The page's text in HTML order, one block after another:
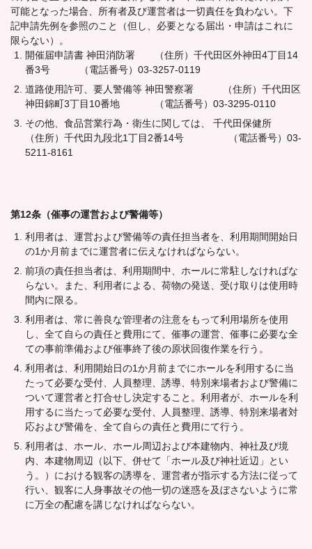
可能となった場合、所有者及び運営者は一切責任を負わない。下
記申請先例を参照のこと（但し、必要となる届出・申請はこれに
限らない）。
開催届申請書 神田消防署 （住所）千代田区外神田4丁目14
番3号 （電話番号）03-3257-0119
道路使用許可、要人警備等 神田警察署 （住所）千代田区
神田錦町3丁目10番地 （電話番号）03-3295-0110
その他、食品営業行為・衛生に関しては、 千代田保健所
（住所）千代田九段北1丁目2番14号 （電話番号）03-
5211-8161
第12条（催事の運営および警備等）
利用者は、運営および警備等の責任担当者を、利用期間開始日
の1か月前までに運営者に伝えなければならない。
前項の責任担当者は、利用期間中、ホールに常駐しなければな
らない。また、利用者による、荷物の発送、受け取りは使用時
間内に限る。
利用者は、常に善良な管理者の注意をもって利用場所を使用
し、全て自らの責任と費用にて、催事の運営、催事に必要な全
ての事前準備および催事終了後の原状回復作業を行う。
利用者は、利用開始日の1か月前までにホールを利用するに当
たって必要な受付、人員整理、誘導、特別来場者および警備に
ついて運営者と打合せし決定すること。利用者が、ホールを利
用するに当たって必要な受付、人員整理、誘導、特別来場者対
応および警備を、全て自らの責任と費用にて行う。
利用者は、ホール、ホール周辺および本建物内、神社及び境
内、本建物周辺（以下、併せて「ホール及び神社近辺」とい
う。）における観客の誘導を、運営者が指示する方法に従って
行い、観客に人身事故その他一切の迷惑を及ぼさないように常
に万全の配慮を講じなければならない。